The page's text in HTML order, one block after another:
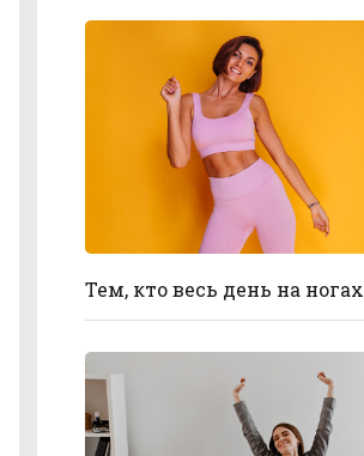
Тем, кто весь день на ногах